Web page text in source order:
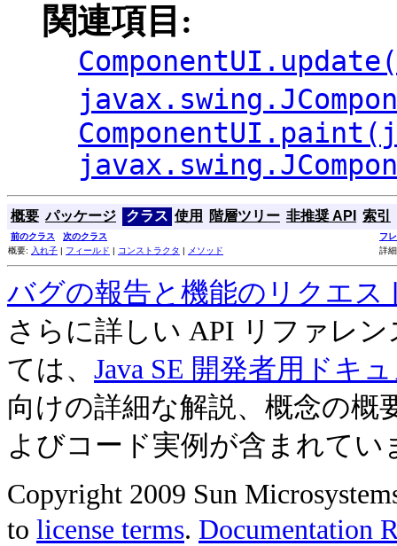
関連項目:
概要 パッケージ クラス 使用 階層ツリー 非推奨 API 索引
前のクラス 次のクラス
フ
概要: 入れ子 | フィールド | コンストラクタ | メソッド 詳
バグの報告と機能のリクエス
さらに詳しい API リファレ
ては、 Java SE 開発者用ドキ
向けの詳細な解説、概念の概
よびコード実例が含まれてい
Copyright 2009 Sun
to license terms. Documentation